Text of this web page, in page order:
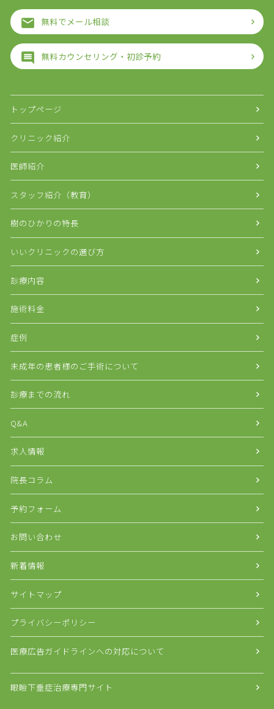
無料でメール相談
無料カウンセリング・初診予約
トップページ
クリニック紹介
医師紹介
スタッフ紹介（教育）
樹のひかりの特長
いいクリニックの選び方
診療内容
施術料金
症例
未成年の患者様のご手術について
診療までの流れ
Q&A
求人情報
院長コラム
予約フォーム
お問い合わせ
新着情報
サイトマップ
プライバシーポリシー
医療広告ガイドラインへの対応について
眼瞼下垂症治療専門サイト